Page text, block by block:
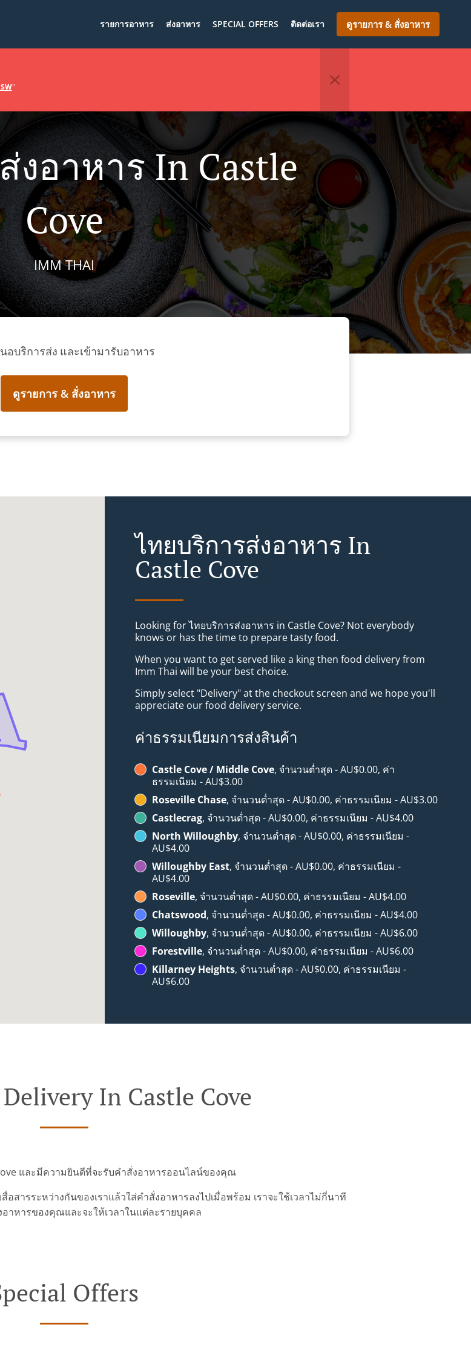
รายการอาหาร ส่งอาหาร SPECIAL OFFERS ติดต่อเรา ดูรายการ & สั่งอาหาร
"
งอาหาร In Castle
Cove
IMM THAI
นอบริการส่ง และเข้ามารับอาหาร
ดูรายการ & สั่งอาหาร
ไทยบริการส่งอาหาร In
Castle Cove
Looking for ไทยบริการส่งอาหาร in Castle Cove? Not everybody
knows or has the time to prepare tasty food.
When you want to get served like a king then food delivery from
Imm Thai will be your best choice.
Simply select "Delivery" at the checkout screen and we hope you'll
appreciate our food delivery service.
ค่าธรรมเนียมการส่งสินค้า
Castle Cove / Middle Cove, จำนวนต่ำสุด - AU$0.00, ค่า
ธรรมเนียม - AU$3.00
Roseville Chase, จำนวนต่ำสุด - AU$0.00, ค่าธรรมเนียม - AU$3.00
Castlecrag, จำนวนต่ำสุด - AU$0.00, ค่าธรรมเนียม - AU$4.00
North Willoughby, จำนวนต่ำสุด - AU$0.00, ค่าธรรมเนียม -
AU$4.00
Willoughby East, จำนวนต่ำสุด - AU$0.00, ค่าธรรมเนียม -
AU$4.00
Roseville, จำนวนต่ำสุด - AU$0.00, ค่าธรรมเนียม - AU$4.00
Chatswood, จำนวนต่ำสุด - AU$0.00, ค่าธรรมเนียม - AU$4.00
Willoughby, จำนวนต่ำสุด - AU$0.00, ค่าธรรมเนียม - AU$6.00
Forestville, จำนวนต่ำสุด - AU$0.00, ค่าธรรมเนียม - AU$6.00
Killarney Heights, จำนวนต่ำสุด - AU$0.00, ค่าธรรมเนียม -
AU$6.00
In Castle Cove
และมีความยินดีที่จะรับคำสั่งอาหารออนไลน์ของคุณ
สารระหว่างกันของเราแล้วใส่คำสั่งอาหารลงไปเมื่อพร้อม เราจะใช้เวลาไม่กี่นาที
าหารของคุณและจะให้เวลาในแต่ละรายบุคคล
Offers